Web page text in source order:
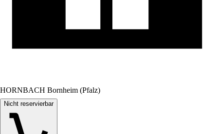
HORNBACH Bornheim (Pfalz)
Nicht reservierbar